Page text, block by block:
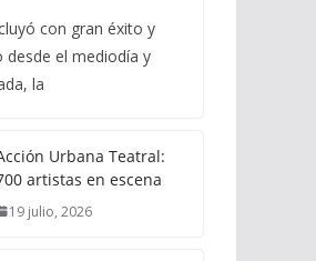
con gran éxito y
desde el mediodía y
la
Urbana Teatral:
artistas en escena
19 julio, 2026